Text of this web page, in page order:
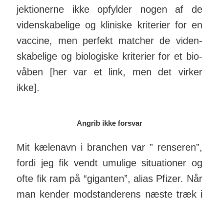
jek­tio­nerne ikke op­fylder nogen af de
viden­skabelige og kli­niske kri­terier for en
vac­cine, men per­fekt matcher de viden­
skabelige og bio­lo­giske kri­terier for et bio­
våben [her var et link, men det virker
ikke].
Angrib ikke forsvar
Mit kælenavn i branchen var ” ren­seren”,
fordi jeg fik vendt umu­lige situa­tioner og
ofte fik ram på “gi­ganten”, alias Pfizer. Når
man kender mod­stan­derens næste træk i